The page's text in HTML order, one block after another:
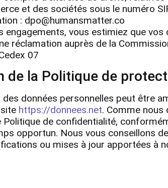
et des sociétés sous le numéro
: dpo@humansmatter.co
vous estimiez que
réclamation auprès de la
07
de la Politique de
données personnelles peut être
https://donnees.net. Comme
de confidentialité,
opportun. Nous vous conseillons
ou mises à jour apportées à